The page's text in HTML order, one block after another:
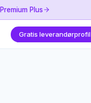
Plus
Gratis leverandørprofil